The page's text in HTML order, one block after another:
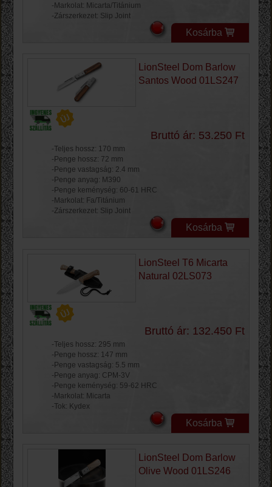
-Markolat: Micarta/Titánium
-Zárszerkezet: Slip Joint
Kosárba
LionSteel Dom Barlow
Santos Wood 01LS247
Bruttó ár: 53.250 Ft
-Teljes hossz: 170 mm
-Penge hossz: 72 mm
-Penge vastagság: 2.4 mm
-Penge anyag: M390
-Penge keménység: 60-61 HRC
-Markolat: Fa/Titánium
-Zárszerkezet: Slip Joint
Kosárba
LionSteel T6 Micarta
Natural 02LS073
Bruttó ár: 132.450 Ft
-Teljes hossz: 295 mm
-Penge hossz: 147 mm
-Penge vastagság: 5.5 mm
-Penge anyag: CPM-3V
-Penge keménység: 59-62 HRC
-Markolat: Micarta
-Tok: Kydex
Kosárba
LionSteel Dom Barlow
Olive Wood 01LS246